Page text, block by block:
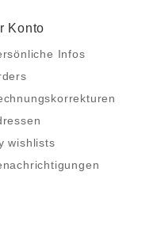
Konto
Infos
wishlists